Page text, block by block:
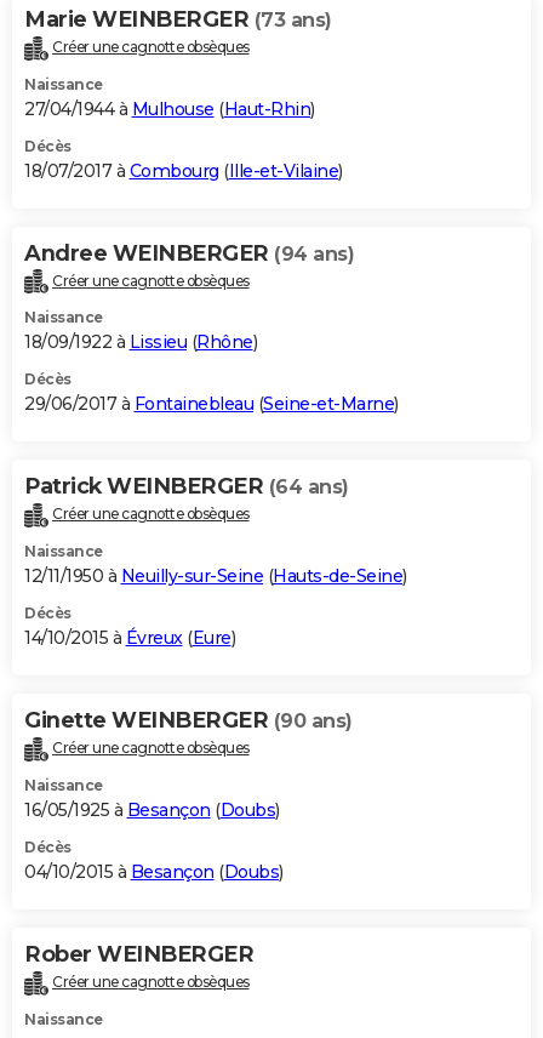
Marie WEINBERGER (73 ans)
Créer une cagnotte obsèques
Naissance
27/04/1944 à Mulhouse (Haut-Rhin)
Décès
18/07/2017 à Combourg (Ille-et-Vilaine)
Andree WEINBERGER (94 ans)
Créer une cagnotte obsèques
Naissance
18/09/1922 à Lissieu (Rhône)
Décès
29/06/2017 à Fontainebleau (Seine-et-Marne)
Patrick WEINBERGER (64 ans)
Créer une cagnotte obsèques
Naissance
12/11/1950 à Neuilly-sur-Seine (Hauts-de-Seine)
Décès
14/10/2015 à Évreux(Eure)
Ginette WEINBERGER (90 ans)
Créer une cagnotte obsèques
Naissance
16/05/1925 à Besançon (Doubs)
Décès
04/10/2015 à Besançon (Doubs)
Rober WEINBERGER
Créer une cagnotte obsèques
Naissance